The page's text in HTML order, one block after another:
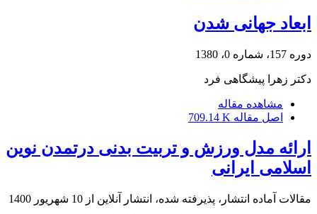
ابعاد جهانی شدن
دوره 157، شماره 0، 1380
دکتر زهرا پیشگاهی فرد
مشاهده مقاله
اصل مقاله 709.14 K
ارائه مدل ورزش و تربیت بدنی درتمدن نوین
اسلامی ایرانی
مقالات آماده انتشار، پذیرفته شده، انتشار آنلاین از 10 شهریور 1400